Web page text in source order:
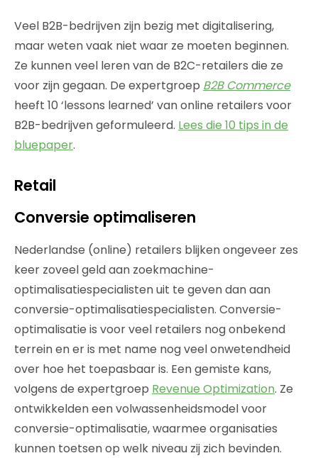
Veel B2B-bedrijven zijn bezig met digitalisering,
maar weten vaak niet waar ze moeten beginnen.
Ze kunnen veel leren van de B2C-retailers die ze
voor zijn gegaan. De expertgroep B2B Commerce
heeft 10 ‘lessons learned’ van online retailers voor
B2B-bedrijven geformuleerd. Lees die 10 tips in de
bluepaper.
Retail
Conversie optimaliseren
Nederlandse (online) retailers blijken ongeveer zes
keer zoveel geld aan zoekmachine-
optimalisatiespecialisten uit te geven dan aan
conversie-optimalisatiespecialisten. Conversie-
optimalisatie is voor veel retailers nog onbekend
terrein en er is met name nog veel onwetendheid
over hoe het toepasbaar is. Een gemiste kans,
volgens de expertgroep Revenue Optimization. Ze
ontwikkelden een volwassenheidsmodel voor
conversie-optimalisatie, waarmee organisaties
kunnen toetsen op welk niveau zij zich bevinden.